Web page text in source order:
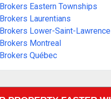
Eastern Townships
Laurentians
Lower-Saint-Lawrence
Montreal
Québec